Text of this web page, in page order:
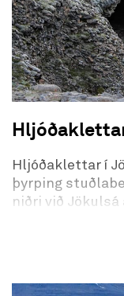
Hljóðaklettar í
þyrping
niðri við Jökulsá